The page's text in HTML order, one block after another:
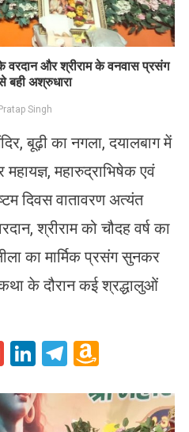
वरदान और श्रीराम के वनवास प्रसंग
अश्रुधारा
Singh
बूढ़ी का नगला, दयालबाग में
महारुद्राभिषेक एवं
दिवस वातावरण अत्यंत
श्रीराम को चौदह वर्ष का
का मार्मिक प्रसंग सुनकर
कथा के दौरान कई श्रद्धालुओं
GmailLinkedIn
Telegram
List